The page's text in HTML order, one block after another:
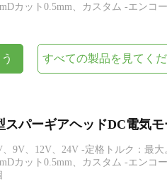
カット0.5mm、カスタム -エンコ
すべての製品を見てく
スパーギアヘッドDC電気
9V、12V、24V -定格トルク：最大
カット0.5mm、カスタム -エンコ